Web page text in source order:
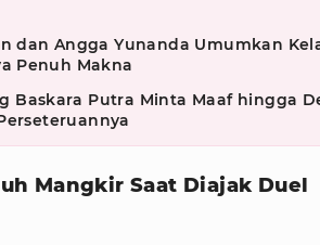
dan Angga Yunanda Umumkan
Penuh Makna
Baskara Putra Minta Maaf hingga
Mangkir Saat Diajak Duel